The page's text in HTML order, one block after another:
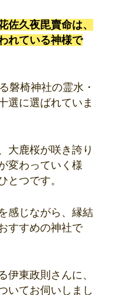
佐久夜毘賣命は、
れている神様で
磐椅神社の霊水・
選に選ばれていま
大鹿桜が咲き誇り
変わっていく様
とつです。
感じながら、縁結
すすめの神社で
伊東政則さんに、
いてお伺いしまし